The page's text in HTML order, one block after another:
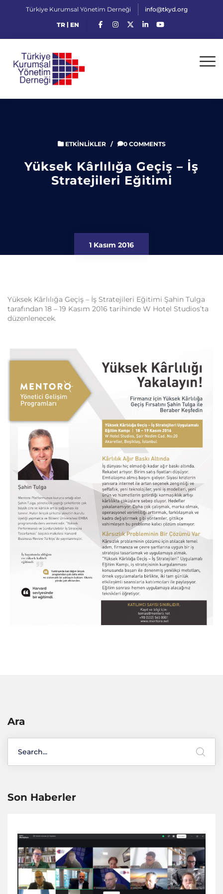
Türkiye Kurumsal Yönetim Derneği info@tkyd.org
TR| EN
ETKINLIKLER/ 0 COMMENTS
Yüksek Kârlılığa Geçiş – İş
Stratejileri Eğitimi
1 Kasım 2016
Yüksek Kârlılığa Geçiş – İş Stratejileri Eğitimi Şahin Tulga
tarafından 18 – 19 Kasım 2016 tarihinde W Hotel Studios’ta
düzenlenecek.
Ara
Son Haberler